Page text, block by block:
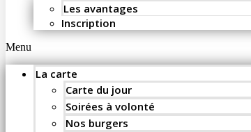
Les avantages
Inscription
Menu
La carte
Carte du jour
Soirées à volonté
Nos burgers